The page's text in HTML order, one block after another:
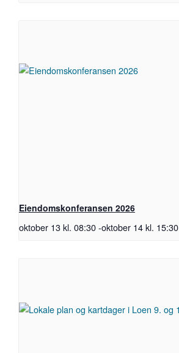
Eiendomskonferansen 2026
oktober 13 kl. 08:30-oktober 14 kl. 15:30